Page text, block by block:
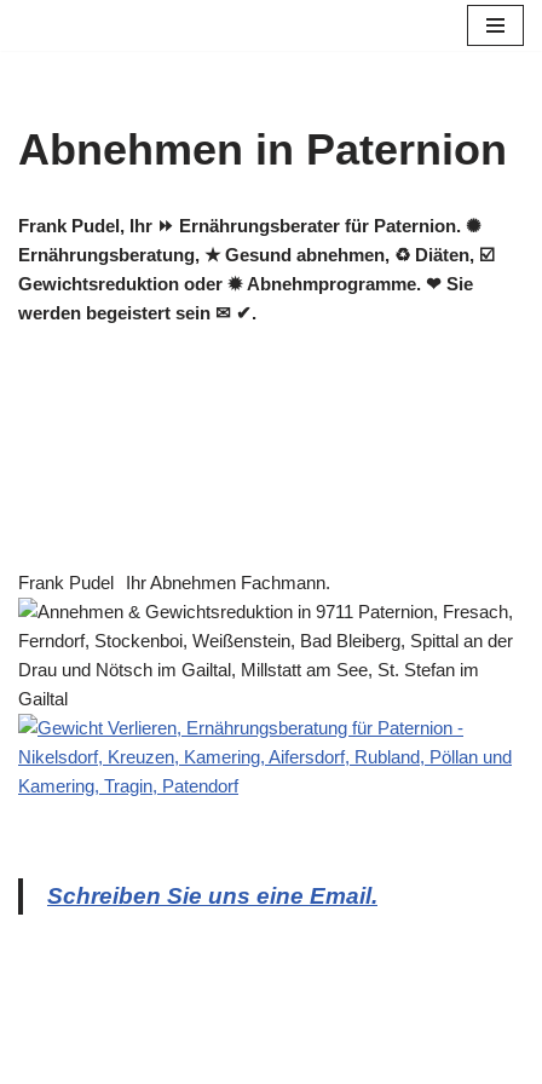
Abnehmen in Paternion
Frank Pudel, Ihr ⏩ Ernährungsberater für Paternion. ✺
Ernährungsberatung, ★ Gesund abnehmen, ♻ Diäten, ☑️
Gewichtsreduktion oder ✹ Abnehmprogramme. ❤ Sie
werden begeistert sein ✉ ✔.
Frank Pudel Ihr Abnehmen Fachmann.
Schreiben Sie uns eine Email.